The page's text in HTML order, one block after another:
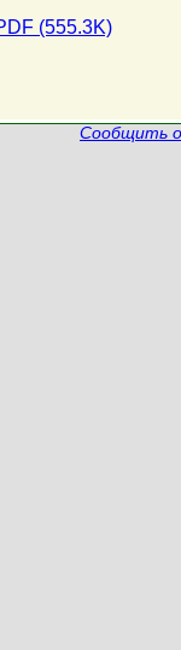
(555.3K)
Сообщить о